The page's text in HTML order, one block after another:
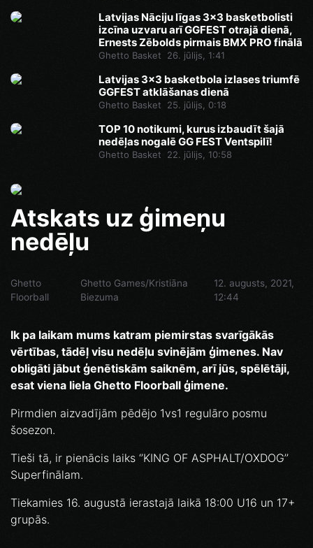
Latvijas Nāciju līgas 3x3 basketbolisti
izcīna uzvaru arī GGFEST otrajā dienā,
Ernests Zēbolds pirmais BMX PRO finālā
Ghetto Basket 26. jūlijs, 1:41
Latvijas 3x3 basketbola izlases triumfē
GGFEST atklāšanas dienā
Ghetto Basket 25. jūlijs, 0:18
TOP 10 notikumi, kurus izbaudīt šajā
nedēļas nogalē GG FEST Ventspilī!
Ghetto Basket 22. jūlijs, 10:58
Atskats uz ģimeņu
nedēļu
Ghetto
Floorball
Ghetto Games/Kristiāna
Biezuma
12. augusts, 2021,
12:44
Ik pa laikam mums katram piemirstas svarīgākās
vērtības, tādēļ visu nedēļu svinējām ģimenes. Nav
obligāti jābut ģenētiskām saiknēm, arī jūs, spēlētāji,
esat viena liela Ghetto Floorball ģimene.
Pirmdien aizvadījām pēdējo 1vs1 regulāro posmu
šosezon.
Tieši tā, ir pienācis laiks ‘’KING OF ASPHALT/OXDOG’’
Superfinālam.
Tiekamies 16. augustā ierastajā laikā 18:00 U16 un 17+
grupās.